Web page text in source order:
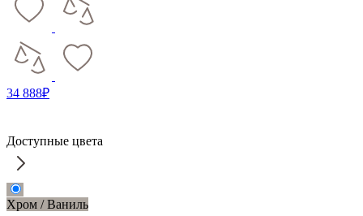
34 888₽
Доступные цвета
Хром / Ваниль